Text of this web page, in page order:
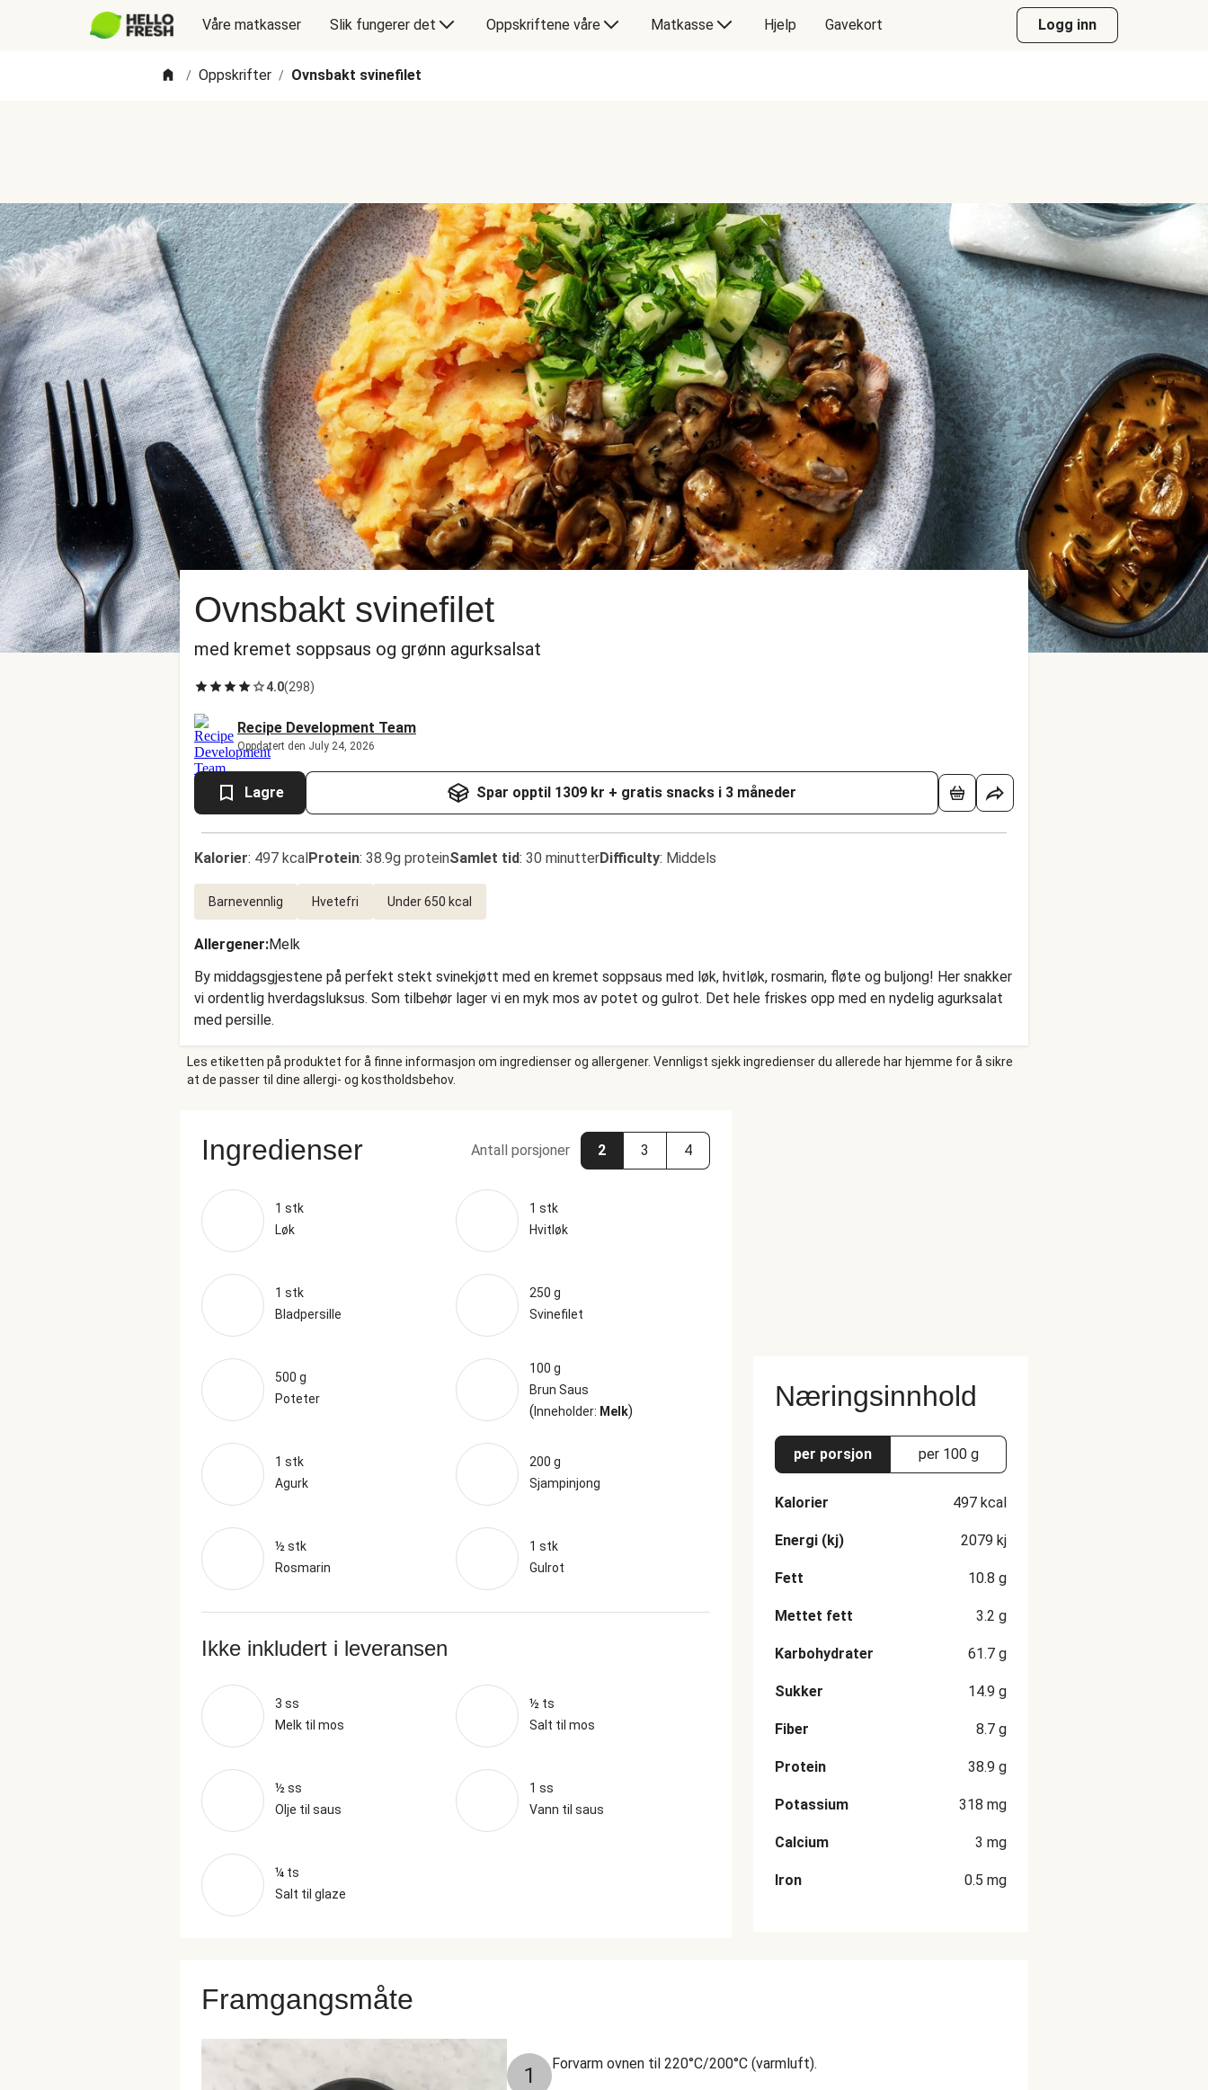
Våre matkasser Slik fungerer det Oppskriftene våre Matkasse Hjelp Gavekort Logg inn
/ Oppskrifter / Ovnsbakt svinefilet
Ovnsbakt svinefilet
med kremet soppsaus og grønn agurksalsat
4.0(298)
Recipe Development Team
Oppdatert den July 24, 2026
Lagre Spar opptil 1309 kr + gratis snacks i 3 måneder
Kalorier: 497 kcalProtein: 38.9g proteinSamlet tid: 30 minutterDifficulty: Middels
Barnevennlig Hvetefri Under 650 kcal
Allergener:Melk
By middagsgjestene på perfekt stekt svinekjøtt med en kremet soppsaus med løk, hvitløk, rosmarin, fløte og buljong! Her snakker
vi ordentlig hverdagsluksus. Som tilbehør lager vi en myk mos av potet og gulrot. Det hele friskes opp med en nydelig agurksalat
med persille.
Les etiketten på produktet for å finne informasjon om ingredienser og allergener. Vennligst sjekk ingredienser du allerede har hjemme for å sikre
at de passer til dine allergi- og kostholdsbehov.
Ingredienser Antall porsjoner 2 3 4
1 stk
Løk
1 stk
Hvitløk
1 stk
Bladpersille
250 g
Svinefilet
500 g
Poteter
100 g
Brun Saus
(Inneholder: Melk)
1 stk
Agurk
200 g
Sjampinjong
½ stk
Rosmarin
1 stk
Gulrot
Ikke inkludert i leveransen
3 ss
Melk til mos
½ ts
Salt til mos
½ ss
Olje til saus
1 ss
Vann til saus
¼ ts
Salt til glaze
Næringsinnhold
per porsjon per 100 g
Kalorier 497 kcal
Energi (kj) 2079 kj
Fett 10.8 g
Mettet fett 3.2 g
Karbohydrater 61.7 g
Sukker 14.9 g
Fiber 8.7 g
Protein 38.9 g
Potassium 318 mg
Calcium 3 mg
Iron 0.5 mg
Framgangsmåte
1 Forvarm ovnen til 220°C/200°C (varmluft).